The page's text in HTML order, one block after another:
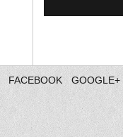
FACEBOOK GOOGLE+